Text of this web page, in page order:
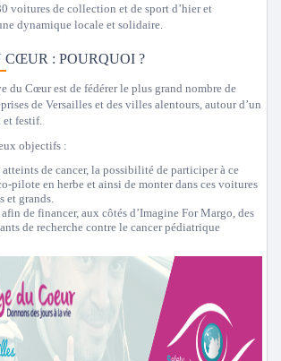
voitures de collection et de sport d’hier et
dynamique locale et solidaire.
: POURQUOI ?
du Cœur est de fédérer le plus grand nombre de
de Versailles et des villes alentours, autour d’un
et festif.
objectifs :
de cancer, la possibilité de participer à ce
­pilote en herbe et ainsi de monter dans ces voitures
et grands.
de financer, aux côtés d’Imagine For Margo, des
de recherche contre le cancer pédiatrique